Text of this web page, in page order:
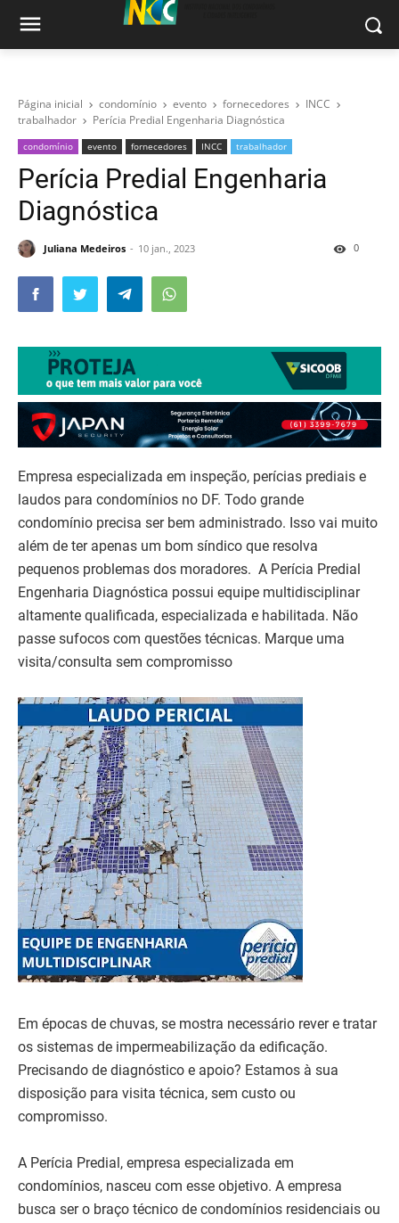
Página inicial condomínio evento fornecedores
INCC
trabalhador
Perícia Predial Engenharia Diagnóstica
condomínio evento fornecedores INCC trabalhador
Perícia Predial Engenharia
Diagnóstica
Juliana Medeiros 10 jan., 2023 0
Empresa especializada em inspeção, perícias prediais e
laudos para condomínios no DF. Todo grande
condomínio precisa ser bem administrado. Isso vai muito
além de ter apenas um bom síndico que resolva
pequenos problemas dos moradores. A Perícia Predial
Engenharia Diagnóstica possui equipe multidisciplinar
altamente qualificada, especializada e habilitada. Não
passe sufocos com questões técnicas. Marque uma
visita/consulta sem compromisso
Em épocas de chuvas, se mostra necessário rever e tratar
os sistemas de impermeabilização da edificação.
Precisando de diagnóstico e apoio? Estamos à sua
disposição para visita técnica, sem custo ou
compromisso.
A Perícia Predial, empresa especializada em
condomínios, nasceu com esse objetivo. A empresa
busca ser o braço técnico de condomínios residenciais ou